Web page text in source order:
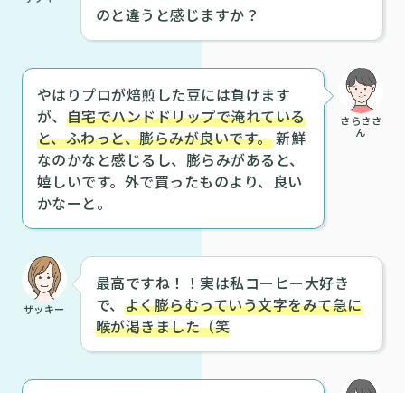
のと違うと感じますか？
さらささ
ん
やはりプロが焙煎した豆には負けます
が、 自宅でハンドドリップで淹れている
と、ふわっと、膨らみが良いです。新鮮
なのかなと感じるし、膨らみがあると、
嬉しいです。外で買ったものより、良い
かなーと。
ザッキー
最高ですね！！実は私コーヒー大好き
で、 よく膨らむっていう文字をみて急に
喉が渇きました（笑